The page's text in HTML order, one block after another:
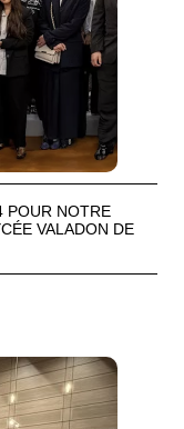
POUR NOTRE
VALADON DE